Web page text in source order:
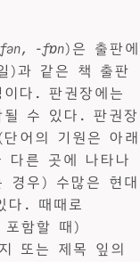
-fɒn)은 출판에
)과 같은 책 출판
다. 판권장에는
될 수 있다. 판권장
어의 기원은 아래
다른 곳에 나타나
경우) 수많은 현대
다. 때때로
포함할 때)
또는 제목 잎의